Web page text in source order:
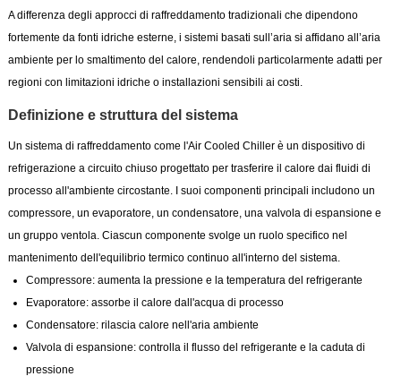
A differenza degli approcci di raffreddamento tradizionali che dipendono
fortemente da fonti idriche esterne, i sistemi basati sull’aria si affidano all’aria
ambiente per lo smaltimento del calore, rendendoli particolarmente adatti per
regioni con limitazioni idriche o installazioni sensibili ai costi.
Definizione e struttura del sistema
Un sistema di raffreddamento come l'Air Cooled Chiller è un dispositivo di
refrigerazione a circuito chiuso progettato per trasferire il calore dai fluidi di
processo all'ambiente circostante. I suoi componenti principali includono un
compressore, un evaporatore, un condensatore, una valvola di espansione e
un gruppo ventola. Ciascun componente svolge un ruolo specifico nel
mantenimento dell'equilibrio termico continuo all'interno del sistema.
Compressore: aumenta la pressione e la temperatura del refrigerante
Evaporatore: assorbe il calore dall'acqua di processo
Condensatore: rilascia calore nell'aria ambiente
Valvola di espansione: controlla il flusso del refrigerante e la caduta di
pressione